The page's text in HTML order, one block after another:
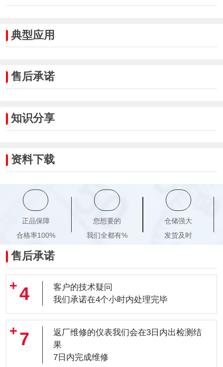
典型应用
售后承诺
知识分享
资料下载
正品保障
合格率100%
您想要的
我们全都有%
仓储强大
发货及时
售后承诺
4
客户的技术疑问
我们承诺在4个小时内处理完毕
7
返厂维修的仪表我们会在3日内出检测结
果
7日内完成维修